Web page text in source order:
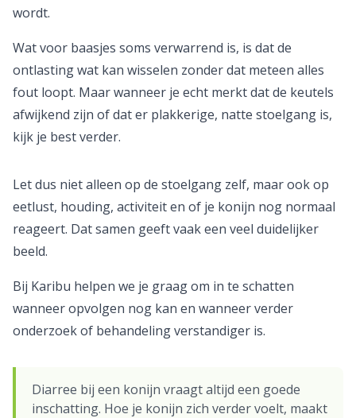
wordt.
Wat voor baasjes soms verwarrend is, is dat de
ontlasting wat kan wisselen zonder dat meteen alles
fout loopt. Maar wanneer je echt merkt dat de keutels
afwijkend zijn of dat er plakkerige, natte stoelgang is,
kijk je best verder.
Let dus niet alleen op de stoelgang zelf, maar ook op
eetlust, houding, activiteit en of je konijn nog normaal
reageert. Dat samen geeft vaak een veel duidelijker
beeld.
Bij Karibu helpen we je graag om in te schatten
wanneer opvolgen nog kan en wanneer verder
onderzoek of behandeling verstandiger is.
Diarree bij een konijn vraagt altijd een goede
inschatting. Hoe je konijn zich verder voelt, maakt